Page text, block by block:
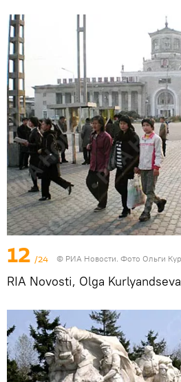
12 /24 © РИА Новости. Фото Ольги
RIA Novosti, Olga Kurlyandseva